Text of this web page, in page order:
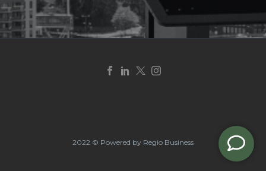
2022 © Powered by Regio Business